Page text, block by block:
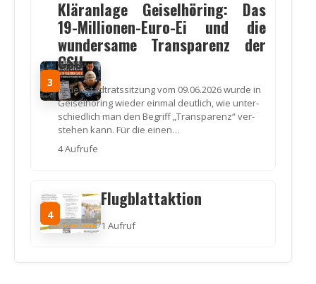
3
Kläranlage Geiselhöring: Das
19-Millionen-Euro-Ei und die
wundersame Transparenz der
CSU
In der Stadt­rats­sit­zung vom 09.06.2026 wur­de in
Gei­sel­hö­ring wie­der ein­mal deut­lich, wie unter­
schied­lich man den Begriff „Trans­pa­renz“ ver­
ste­hen kann. Für die einen…
4 Auf­ru­fe
4
Flugblattaktion
1 Auf­ruf